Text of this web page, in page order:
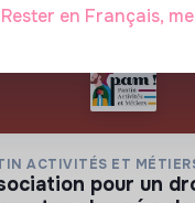
ACTIVITÉS ET
Rester en Français,